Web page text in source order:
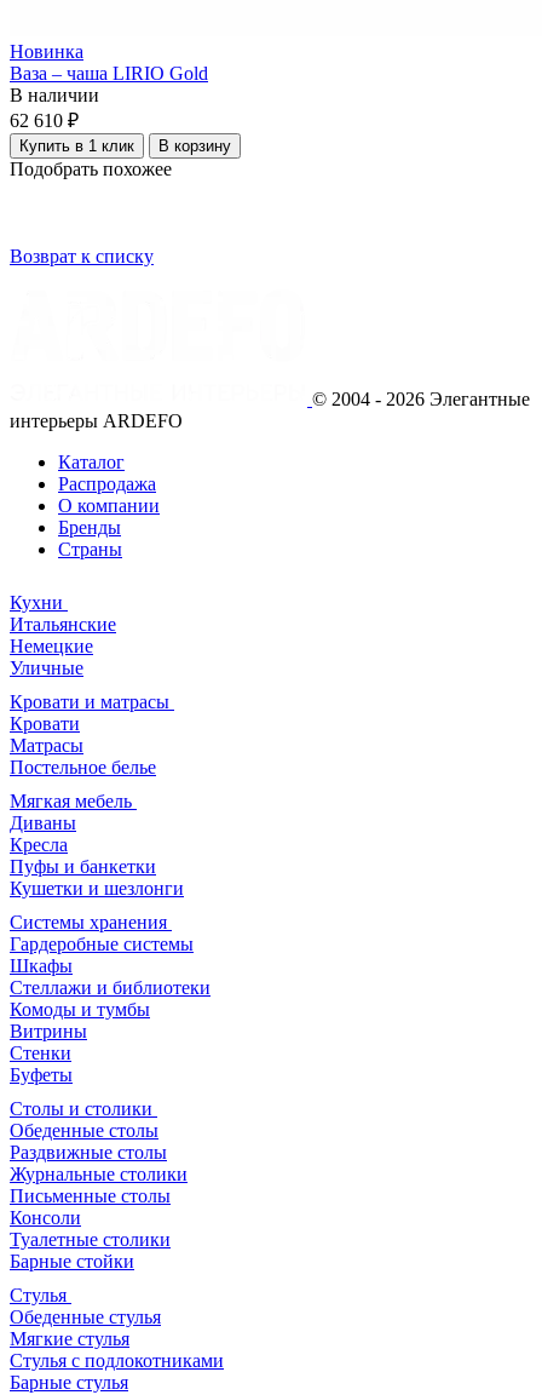
Новинка
Ваза – чаша LIRIO Gold
В наличии
62 610 ₽
Купить в 1 клик В корзину
Подобрать похожее
Возврат к списку
© 2004 - 2026 Элегантные
интерьеры ARDEFO
Каталог
Распродажа
О компании
Бренды
Страны
Кухни
Итальянские
Немецкие
Уличные
Кровати и матрасы
Кровати
Матрасы
Постельное белье
Мягкая мебель
Диваны
Кресла
Пуфы и банкетки
Кушетки и шезлонги
Системы хранения
Гардеробные системы
Шкафы
Стеллажи и библиотеки
Комоды и тумбы
Витрины
Стенки
Буфеты
Столы и столики
Обеденные столы
Раздвижные столы
Журнальные столики
Письменные столы
Консоли
Туалетные столики
Барные стойки
Стулья
Обеденные стулья
Мягкие стулья
Стулья с подлокотниками
Барные стулья